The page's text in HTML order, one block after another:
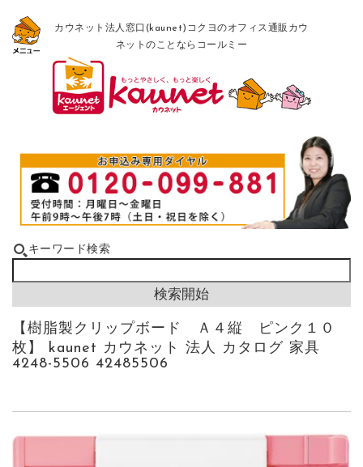
カウネット法人窓口(kaunet)コクヨのオフィス通販カウ
ネットのことならコールミー
キーワード検索
【樹脂製クリップボード Ａ４縦 ピンク１０
枚】 kaunet カウネット 法人 カタログ 家具
4248-5506 42485506